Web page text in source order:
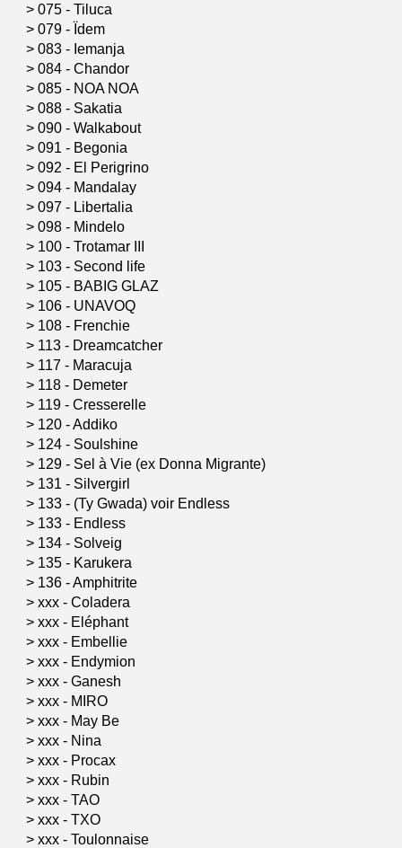
> 075 - Tiluca
> 079 - Ïdem
> 083 - Iemanja
> 084 - Chandor
> 085 - NOA NOA
> 088 - Sakatia
> 090 - Walkabout
> 091 - Begonia
> 092 - El Perigrino
> 094 - Mandalay
> 097 - Libertalia
> 098 - Mindelo
> 100 - Trotamar III
> 103 - Second life
> 105 - BABIG GLAZ
> 106 - UNAVOQ
> 108 - Frenchie
> 113 - Dreamcatcher
> 117 - Maracuja
> 118 - Demeter
> 119 - Cresserelle
> 120 - Addiko
> 124 - Soulshine
> 129 - Sel à Vie (ex Donna Migrante)
> 131 - Silvergirl
> 133 - (Ty Gwada) voir Endless
> 133 - Endless
> 134 - Solveig
> 135 - Karukera
> 136 - Amphitrite
> xxx - Coladera
> xxx - Eléphant
> xxx - Embellie
> xxx - Endymion
> xxx - Ganesh
> xxx - MIRO
> xxx - May Be
> xxx - Nina
> xxx - Procax
> xxx - Rubin
> xxx - TAO
> xxx - TXO
> xxx - Toulonnaise